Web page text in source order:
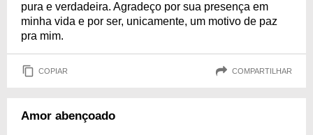
pura e verdadeira. Agradeço por sua presença em
minha vida e por ser, unicamente, um motivo de paz
pra mim.
COPIAR COMPARTILHAR
Amor abençoado